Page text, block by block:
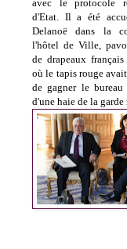
avec le protocole
d'Etat. Il a été
Delanoë dans la
l'hôtel de Ville,
de drapeaux
où le tapis rouge
de gagner le bureau
d'une haie de la